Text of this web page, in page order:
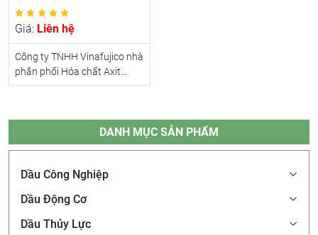
Giá: Liên hệ
Công ty TNHH Vinafujico nhà
phân phối Hóa chất Axit...
DANH MỤC SẢN PHẨM
Dầu Công Nghiệp
Dầu Động Cơ
Dầu Thủy Lực